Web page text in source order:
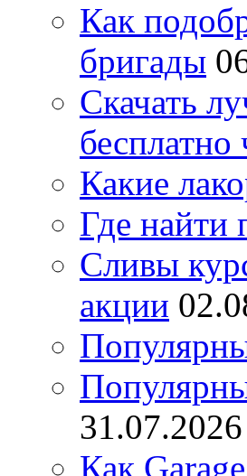
Как
бригады
Скачать
бесплатно
Какие
Где найти
Сливы
акции
31.07.2026
Как